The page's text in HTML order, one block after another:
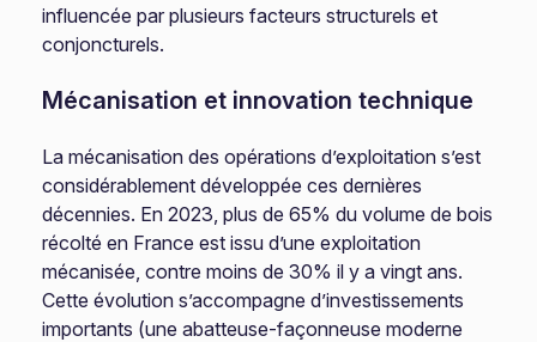
influencée par plusieurs facteurs structurels et
conjoncturels.
Mécanisation et innovation technique
La mécanisation des opérations d’exploitation s’est
considérablement développée ces dernières
décennies. En 2023, plus de 65% du volume de bois
récolté en France est issu d’une exploitation
mécanisée, contre moins de 30% il y a vingt ans.
Cette évolution s’accompagne d’investissements
importants (une abatteuse-façonneuse moderne